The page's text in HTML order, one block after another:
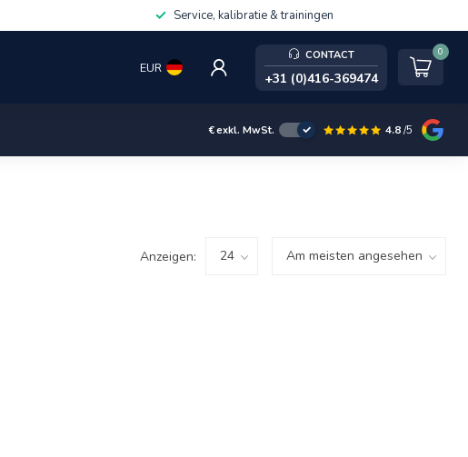
Service, kalibratie & trainingen
EUR
CONTACT
+31 (0)416-369474
0
€exkl. MwSt. 4.8/5
Anzeigen: